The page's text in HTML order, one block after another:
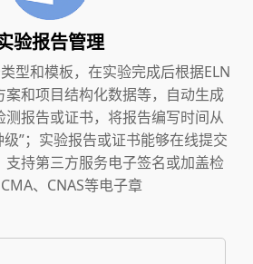
验报告管理
型和模板，在实验完成后根据ELN
案和项目结构化数据等，自动生成
测报告或证书，将报告编写时间从
级”；实验报告或证书能够在线提交
支持第三方服务电子签名或加盖检
、CNAS等电子章